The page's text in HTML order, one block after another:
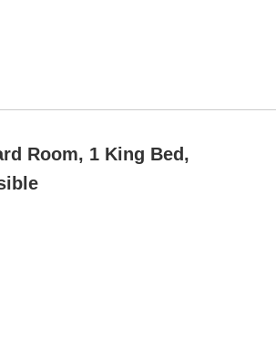
Room, 1 King Bed,